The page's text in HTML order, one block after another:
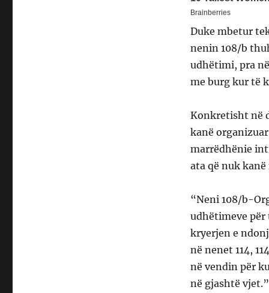
Duke mbetur
nenin 108/b
udhëtimi, pra
me burg kur të
Konkretisht në
kanë
marrëdhënie
ata që nuk
“Neni 108/b-
udhëtimeve
kryerjen e
në nenet 114,
në vendin për
në gjashtë vjet.”